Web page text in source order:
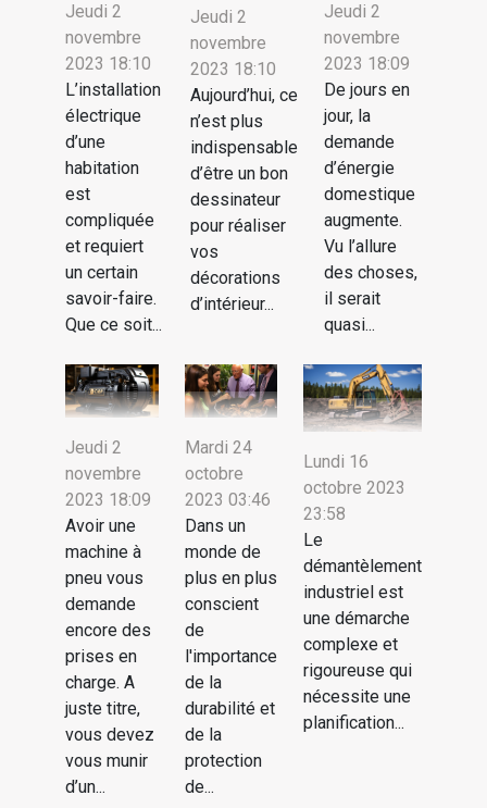
Jeudi 2
novembre
2023 18:10
L’installation
électrique
d’une
habitation
est
compliquée
et requiert
un certain
savoir-faire.
Que ce soit...
Jeudi 2
novembre
2023 18:10
Aujourd’hui, ce
n’est plus
indispensable
d’être un bon
dessinateur
pour réaliser
vos
décorations
d’intérieur...
Jeudi 2
novembre
2023 18:09
De jours en
jour, la
demande
d’énergie
domestique
augmente.
Vu l’allure
des choses,
il serait
quasi...
Jeudi 2
novembre
2023 18:09
Avoir une
machine à
pneu vous
demande
encore des
prises en
charge. A
juste titre,
vous devez
vous munir
d’un...
Mardi 24
octobre
2023 03:46
Dans un
monde de
plus en plus
conscient
de
l'importance
de la
durabilité et
de la
protection
de...
Lundi 16
octobre 2023
23:58
Le
démantèlement
industriel est
une démarche
complexe et
rigoureuse qui
nécessite une
planification...